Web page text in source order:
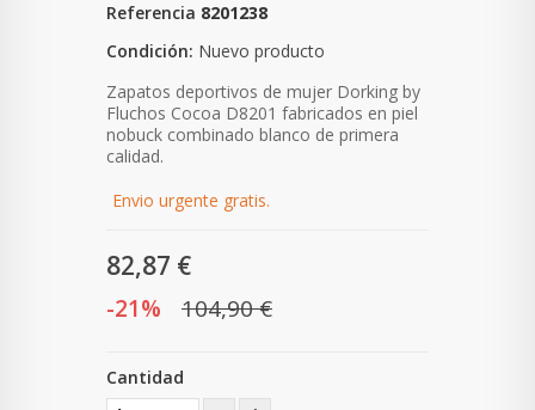
Referencia 8201238
Condición: Nuevo producto
Zapatos deportivos de mujer Dorking by
Fluchos Cocoa D8201 fabricados en piel
nobuck combinado blanco de primera
calidad.
Envio urgente gratis.
82,87 €
-21% 104,90 €
Cantidad